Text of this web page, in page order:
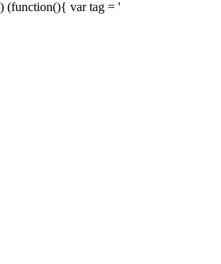
) (function(){ var tag = '